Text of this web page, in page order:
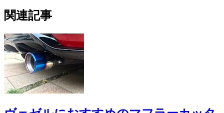
関連記事